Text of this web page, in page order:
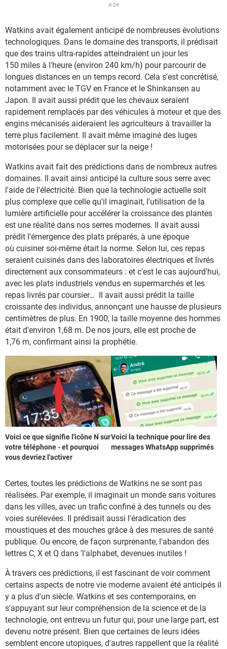
© DR
Watkins avait également anticipé de nombreuses évolutions
technologiques. Dans le domaine des transports, il prédisait
que des trains ultra-rapides atteindraient un jour les
150 miles à l'heure (environ 240 km/h) pour parcourir de
longues distances en un temps record. Cela s'est concrétisé,
notamment avec le TGV en France et le Shinkansen au
Japon. Il avait aussi prédit que les chevaux seraient
rapidement remplacés par des véhicules à moteur et que des
engins mécanisés aideraient les agriculteurs à travailler la
terre plus facilement. Il avait même imaginé des luges
motorisées pour se déplacer sur la neige !
Watkins avait fait des prédictions dans de nombreux autres
domaines. Il avait ainsi anticipé la culture sous serre avec
l'aide de l'électricité. Bien que la technologie actuelle soit
plus complexe que celle qu'il imaginait, l'utilisation de la
lumière artificielle pour accélérer la croissance des plantes
est une réalité dans nos serres modernes. Il avait aussi
prédit l'émergence des plats préparés, à une époque
où cuisiner soi-même était la norme. Selon lui, ces repas
seraient cuisinés dans des laboratoires électriques et livrés
directement aux consommateurs : et c'est le cas aujourd'hui,
avec les plats industriels vendus en supermarchés et les
repas livrés par coursier… Il avait aussi prédit la taille
croissante des individus, annonçant une hausse de plusieurs
centimètres de plus. En 1900, la taille moyenne des hommes
était d'environ 1,68 m. De nos jours, elle est proche de
1,76 m, confirmant ainsi la prophétie.
Voici ce que signifie l'icône N sur
votre téléphone - et pourquoi
vous devriez l'activer
Voici la technique pour lire des
messages WhatsApp supprimés
Certes, toutes les prédictions de Watkins ne se sont pas
réalisées. Par exemple, il imaginait un monde sans voitures
dans les villes, avec un trafic confiné à des tunnels ou des
voies surélevées. Il prédisait aussi l'éradication des
moustiques et des mouches grâce à des mesures de santé
publique. Ou encore, de façon surprenante, l'abandon des
lettres C, X et Q dans 'l'alphabet, devenues inutiles !
À travers ces prédictions, il est fascinant de voir comment
certains aspects de notre vie moderne avaient été anticipés il
y a plus d'un siècle. Watkins et ses contemporains, en
s'appuyant sur leur compréhension de la science et de la
technologie, ont entrevu un futur qui, pour une large part, est
devenu notre présent. Bien que certaines de leurs idées
semblent encore utopiques, d'autres rappellent que la réalité